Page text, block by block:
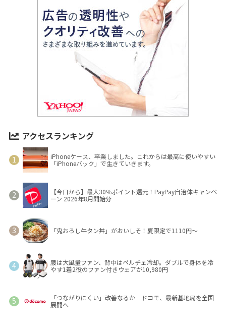
アクセスランキング
iPhoneケース、卒業しました。これからは最高に使いやすい
「iPhoneバック」で生きていきます。
【今日から】最大30％ポイント還元！PayPay自治体キャンペ
ーン 2026年8月開始分
「鬼おろし牛タン丼」がおいしそ！夏限定で1110円～
腰は大風量ファン、背中はペルチェ冷却。ダブルで身体を冷
やす1着2役のファン付きウェアが10,980円
「つながりにくい」改善なるか ドコモ、最新基地局を全国
展開へ